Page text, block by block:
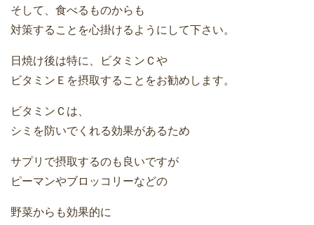
そして、食べるものからも
対策することを心掛けるようにして下さい。
日焼け後は特に、ビタミンＣや
ビタミンＥを摂取することをお勧めします。
ビタミンＣは、
シミを防いでくれる効果があるため
サプリで摂取するのも良いですが
ピーマンやブロッコリーなどの
野菜からも効果的に